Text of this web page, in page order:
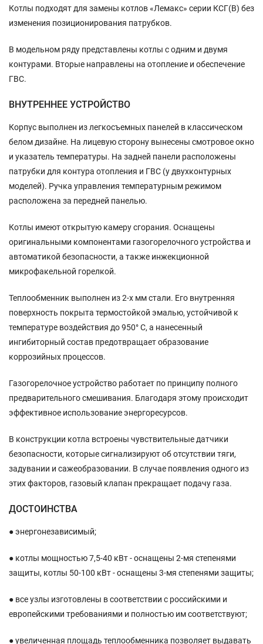
Котлы подходят для замены котлов «Лемакс» серии КСГ(В) без
изменения позиционирования патрубков.
В модельном ряду представлены котлы с одним и двумя
контурами. Вторые направлены на отопление и обеспечение
ГВС.
ВНУТРЕННЕЕ УСТРОЙСТВО
Корпус выполнен из легкосъемных панелей в классическом
белом дизайне. На лицевую сторону вынесены смотровое окно
и указатель температуры. На задней панели расположены
патрубки для контура отопления и ГВС (у двухконтурных
моделей). Ручка управления температурным режимом
расположена за передней панелью.
Котлы имеют открытую камеру сгорания. Оснащены
оригинальными компонентами газогорелочного устройства и
автоматикой безопасности, а также инжекционной
микрофакельной горелкой.
Теплообменник выполнен из 2-х мм стали. Его внутренняя
поверхность покрыта термостойкой эмалью, устойчивой к
температуре воздействия до 950° С, а нанесенный
ингибиторный состав предотвращает образование
коррозийных процессов.
Газогорелочное устройство работает по принципу полного
предварительного смешивания. Благодаря этому происходит
эффективное использование энергоресурсов.
В конструкции котла встроены чувствительные датчики
безопасности, которые сигнализируют об отсутствии тяги,
задувании и сажеобразовании. В случае появления одного из
этих факторов, газовый клапан прекращает подачу газа.
ДОСТОИНСТВА
● энергонезависимый;
● котлы мощностью 7,5-40 кВт - оснащены 2-мя степенями
защиты, котлы 50-100 кВт - оснащены 3-мя степенями защиты;
● все узлы изготовлены в соответствии с российскими и
европейскими требованиями и полностью им соответствуют;
● увеличенная площадь теплообменника позволяет выдавать